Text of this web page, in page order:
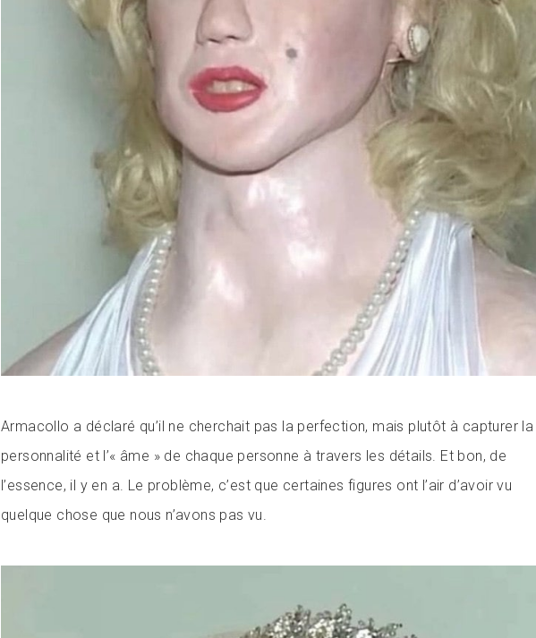
Armacollo a déclaré qu’il ne cherchait pas la perfection, mais plutôt à capturer la
personnalité et l’« âme » de chaque personne à travers les détails. Et bon, de
l’essence, il y en a. Le problème, c’est que certaines figures ont l’air d’avoir vu
quelque chose que nous n’avons pas vu.